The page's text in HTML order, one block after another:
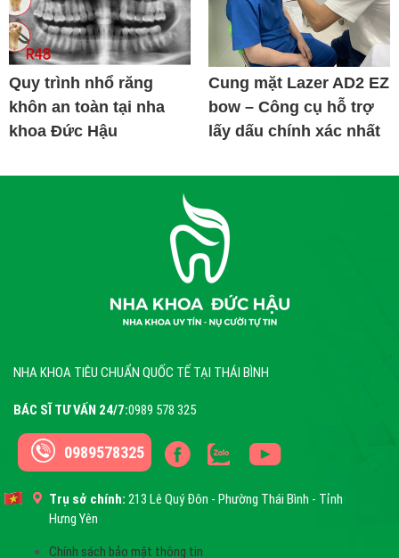
Quy trình nhổ răng
khôn an toàn tại nha
khoa Đức Hậu
Cung mặt Lazer AD2 EZ
bow – Công cụ hỗ trợ
lấy dấu chính xác nhất
NHA KHOA TIÊU CHUẨN QUỐC TẾ TẠI THÁI BÌNH
BÁC SĨ TƯ VẤN 24/7:0989 578 325
0989578325
Trụ sở chính: 213 Lê Quý Đôn - Phường Thái Bình - Tỉnh
Hưng Yên
Chính sách bảo mật thông tin